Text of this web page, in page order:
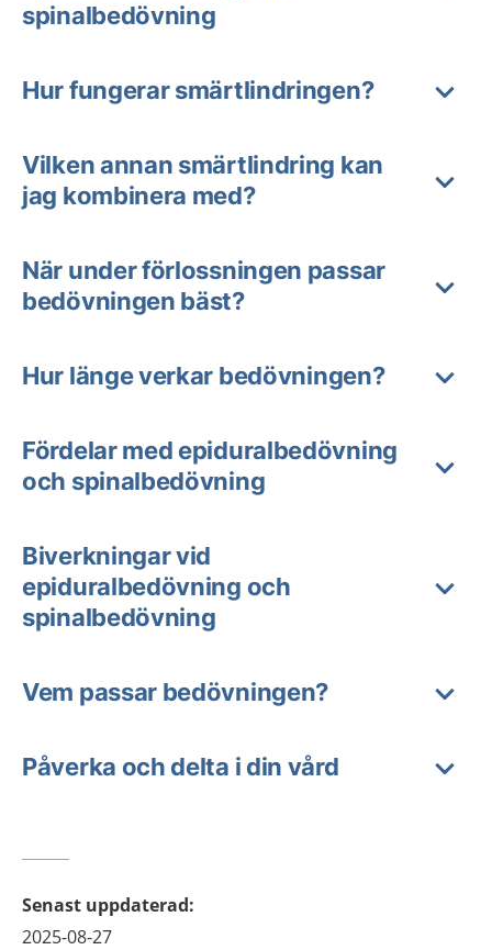
spinalbedövning
Hur fungerar smärtlindringen?
Vilken annan smärtlindring kan
jag kombinera med?
När under förlossningen passar
bedövningen bäst?
Hur länge verkar bedövningen?
Fördelar med epiduralbedövning
och spinalbedövning
Biverkningar vid
epiduralbedövning och
spinalbedövning
Vem passar bedövningen?
Påverka och delta i din vård
Senast uppdaterad:
2025-08-27